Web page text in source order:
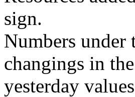
sign.
Numbers under
changings in
yesterday